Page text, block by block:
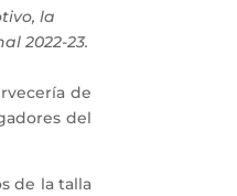
la
2022-23.
de
del
de la talla